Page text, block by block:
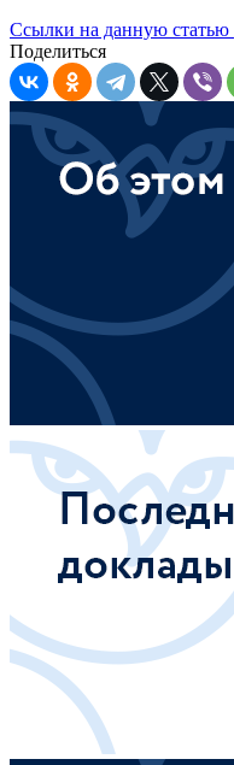
Ссылки на данную статью
Поделиться